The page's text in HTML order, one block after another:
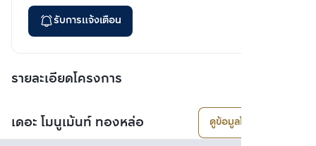
รับการแจ้งเตือน
รายละเอียดโครงการ
เดอะ โมนูเม้นท์ ทองหล่อ ดูข้อมูลโครงการ